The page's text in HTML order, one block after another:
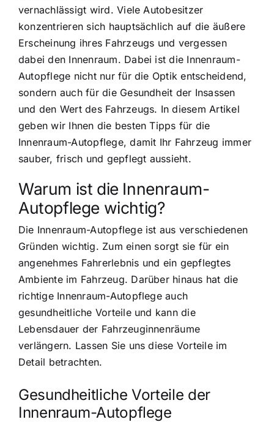
vernachlässigt wird. Viele Autobesitzer
konzentrieren sich hauptsächlich auf die äußere
Erscheinung ihres Fahrzeugs und vergessen
dabei den Innenraum. Dabei ist die Innenraum-
Autopflege nicht nur für die Optik entscheidend,
sondern auch für die Gesundheit der Insassen
und den Wert des Fahrzeugs. In diesem Artikel
geben wir Ihnen die besten Tipps für die
Innenraum-Autopflege, damit Ihr Fahrzeug immer
sauber, frisch und gepflegt aussieht.
Warum ist die Innenraum-
Autopflege wichtig?
Die Innenraum-Autopflege ist aus verschiedenen
Gründen wichtig. Zum einen sorgt sie für ein
angenehmes Fahrerlebnis und ein gepflegtes
Ambiente im Fahrzeug. Darüber hinaus hat die
richtige Innenraum-Autopflege auch
gesundheitliche Vorteile und kann die
Lebensdauer der Fahrzeuginnenräume
verlängern. Lassen Sie uns diese Vorteile im
Detail betrachten.
Gesundheitliche Vorteile der
Innenraum-Autopflege